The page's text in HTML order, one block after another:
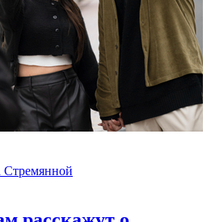
Стремянной